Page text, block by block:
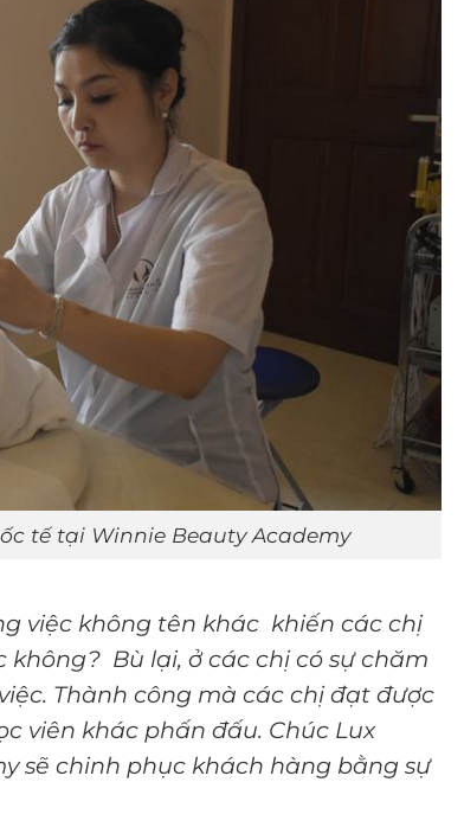
tế tại Winnie Beauty Academy
việc không tên khác khiến các chị
Bù lại, ở các chị có sự chăm
Thành công mà các chị đạt được
viên khác phấn đấu. Chúc Lux
sẽ chinh phục khách hàng bằng sự